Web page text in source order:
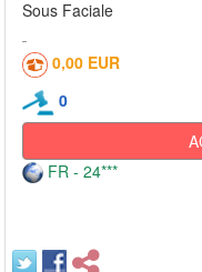
Sous Faciale
0,00 EUR
0
FR - 24***